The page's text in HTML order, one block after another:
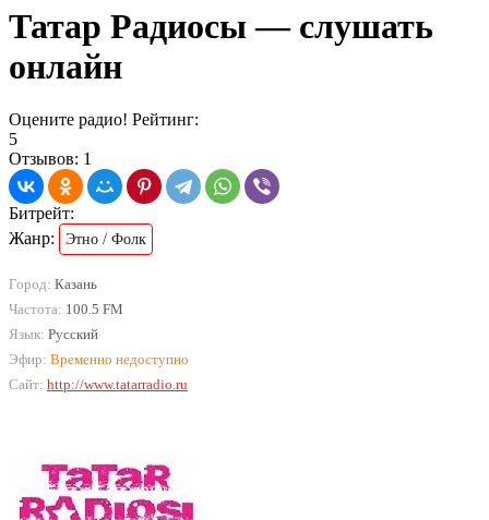
Татар Радиосы — слушать
онлайн
Оцените радио! Рейтинг:
5
Отзывов: 1
Битрейт:
Жанр:
Этно / Фолк
Город: Казань
Частота: 100.5 FM
Язык: Русский
Эфир: Временно недоступно
Сайт: http://www.tatarradio.ru